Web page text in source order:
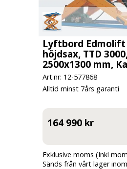
Lyftbord Edmolift
höjdsax, TTD
2500x1300 mm,
Art.nr: 12-577868
Alltid minst 7års garanti
164 990 kr
Exklusive moms (Inkl
Sänds från vårt lager